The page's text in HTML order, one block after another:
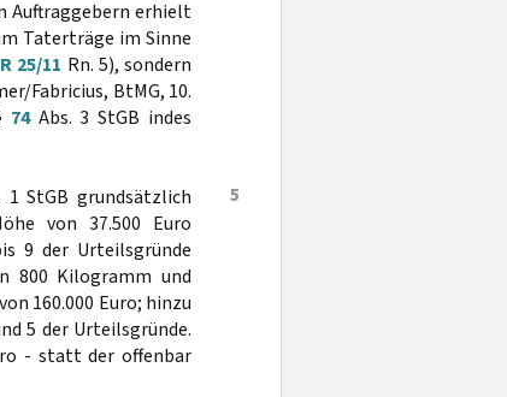
Auftraggebern erhielt
Taterträge im Sinne
25/11 Rn. 5), sondern
Fabricius, BtMG, 10.
74Abs. 3 StGB indes
5
StGB grundsätzlich
von 37.500 Euro
9 der Urteilsgründe
800 Kilogramm und
160.000 Euro; hinzu
5 der Urteilsgründe.
- statt der offenbar